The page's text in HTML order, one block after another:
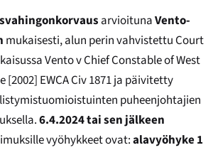
arvioitunaVento-
mukaisesti, alun perin vahvistettu Court
Vento v Chief Constable of West
[2002] EWCA Civ 1871 ja päivitetty
puheenjohtajien
6.4.2024 tai sen jälkeen
vyöhykkeet ovat:alavyöhyke 1